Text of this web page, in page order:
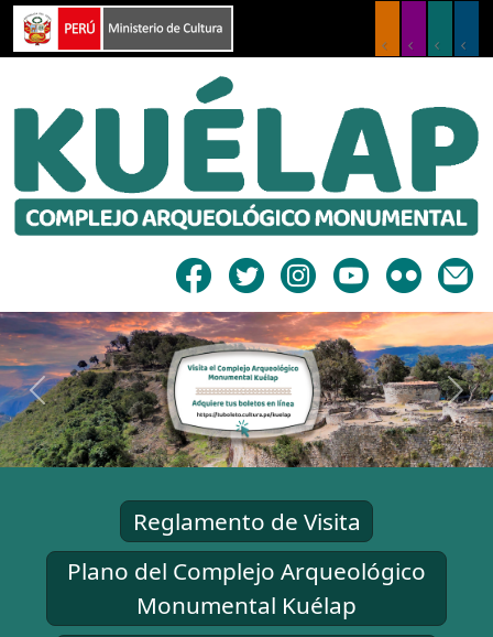
Previous Next
Reglamento de Visita
Plano del Complejo Arqueológico
Monumental Kuélap